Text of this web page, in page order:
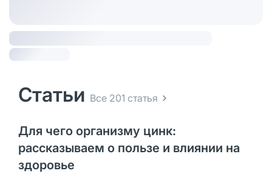
Статьи Все 201 статья
Для чего организму цинк:
рассказываем о пользе и влиянии на
здоровье